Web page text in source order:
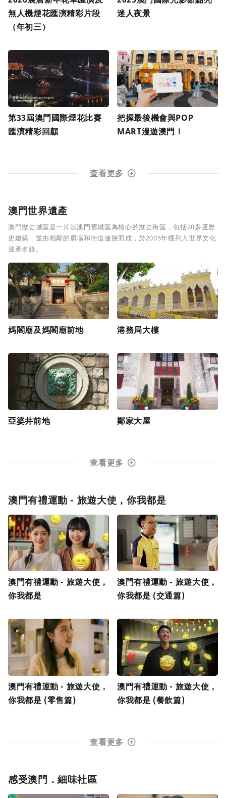
無人機煙花匯演精彩片段
（年初三）
迷人夜景
第33屆澳門國際煙花比賽
匯演精彩回顧
把握最後機會與POP
MART漫遊澳門！
查看更多
澳門世界遺產
澳門歷史城區是一片以澳門舊城區為核心的歷史街區，包括20多座歷
史建築，並由相鄰的廣場和街道連接而成，於2005年獲列入世界文化
遺產名錄。
媽閣廟及媽閣廟前地 港務局大樓
亞婆井前地 鄭家大屋
查看更多
澳門有禮運動 - 旅遊大使，你我都是
澳門有禮運動 - 旅遊大使，
你我都是
澳門有禮運動 - 旅遊大使，
你我都是 (交通篇)
澳門有禮運動 - 旅遊大使，
你我都是 (零售篇)
澳門有禮運動 - 旅遊大使，
你我都是 (餐飲篇)
查看更多
感受澳門．細味社區